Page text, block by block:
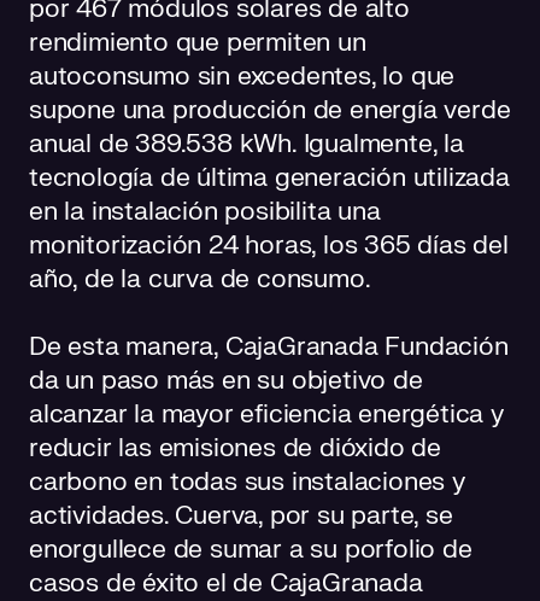
por 467 módulos solares de alto
rendimiento que permiten un
autoconsumo sin excedentes, lo que
supone una producción de energía verde
anual de 389.538 kWh. Igualmente, la
tecnología de última generación utilizada
en la instalación posibilita una
monitorización 24 horas, los 365 días del
año, de la curva de consumo.
De esta manera, CajaGranada Fundación
da un paso más en su objetivo de
alcanzar la mayor eficiencia energética y
reducir las emisiones de dióxido de
carbono en todas sus instalaciones y
actividades. Cuerva, por su parte, se
enorgullece de sumar a su porfolio de
casos de éxito el de CajaGranada